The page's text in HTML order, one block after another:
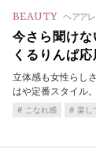
BEAUTY ヘアア
今さら聞け
くるりんぱ
立体感も女性らし
はや定番スタイル
こなれ感 楽し